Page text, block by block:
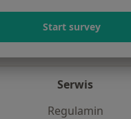
Serwis
Regulamin
Start survey